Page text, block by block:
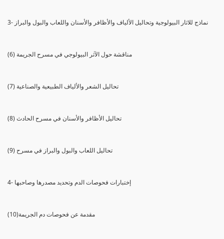
3- نماذج للاثار البيولوجية وتحاليل الألياف والأظافر والأسنان واللعاب والبول والبراز
(6) مناقشة حول الآثر البيولوجي في مسرح الجريمة
(7) تحاليل الشعر والألياف الطبيعية والصناعية
(8) تحاليل الأظافر والأسنان في مسرح الحادث
(9) تحاليل اللعاب والبول والبراز في مسرح
4- إختبارات فحوصات الدم وتحديد مصدرها وصاحبها
(10)مقدمة عن فحوصات دم الجريمة